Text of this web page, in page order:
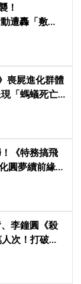
！
遭轟「敷
喪屍進化群體
「螞蟻死亡
！《特務搞飛
圓夢續前緣、
、李鐘圓《殺
次！打破